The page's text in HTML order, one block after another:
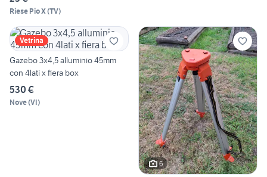
Riese Pio X(TV)
Vetrina
Gazebo 3x4,5 alluminio 45mm
con 4lati x fiera box
530 €
Nove(VI)
6